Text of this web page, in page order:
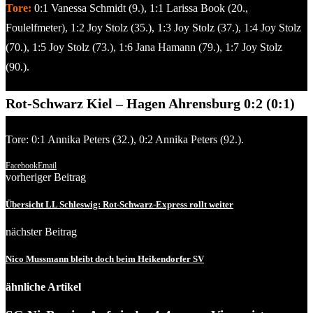
Tore: 0:1 Vanessa Schmidt (9.), 1:1 Larissa Book (20.,
Foulelfmeter), 1:2 Joy Stolz (35.), 1:3 Joy Stolz (37.), 1:4 Joy Stolz
(70.), 1:5 Joy Stolz (73.), 1:6 Jana Hamann (79.), 1:7 Joy Stolz
(90.).
Rot-Schwarz Kiel – Hagen Ahrensburg 0:2 (0:1)
Tore: 0:1 Annika Peters (32.), 0:2 Annika Peters (92.).
FacebookEmail
vorheriger Beitrag
Übersicht LL Schleswig: Rot-Schwarz-Express rollt weiter
nächster Beitrag
Nico Mussmann bleibt doch beim Heikendorfer SV
ähnliche Artikel